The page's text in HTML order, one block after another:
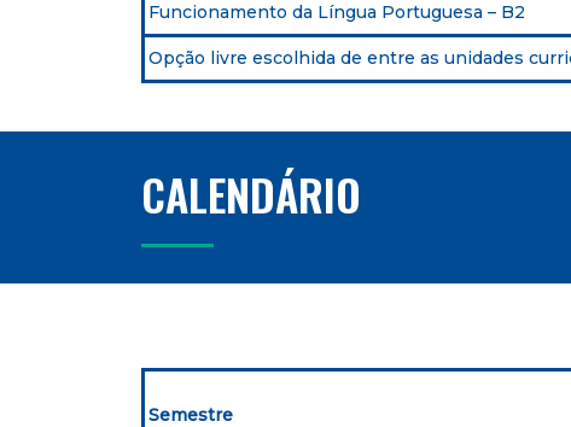
Funcionamento da Língua Portuguesa – B2
Opção livre escolhida de entre as unidades
CALENDÁRIO
Semestre